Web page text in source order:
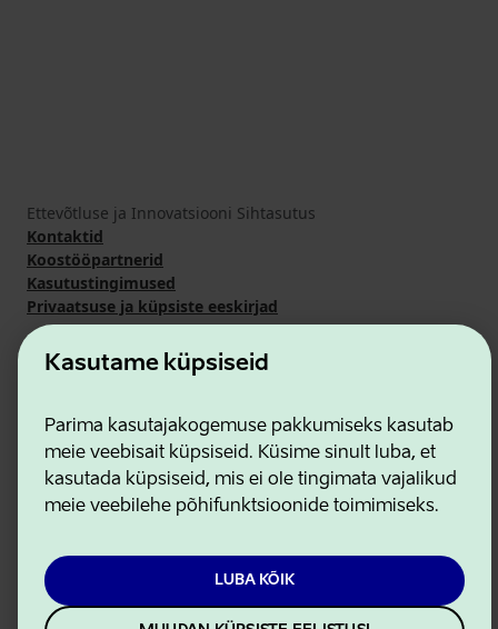
Kasutame küpsiseid
Parima kasutajakogemuse pakkumiseks kasutab
meie veebisait küpsiseid. Küsime sinult luba, et
kasutada küpsiseid, mis ei ole tingimata vajalikud
meie veebilehe põhifunktsioonide toimimiseks.
LUBA KÕIK
Ettevõtluse ja Innovatsiooni Sihtasutus
Kontaktid
Koostööpartnerid
Kasutustingimused
Privaatsuse ja küpsiste eeskirjad